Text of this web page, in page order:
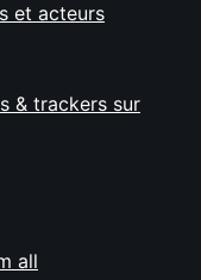
et acteurs
& trackers sur
all